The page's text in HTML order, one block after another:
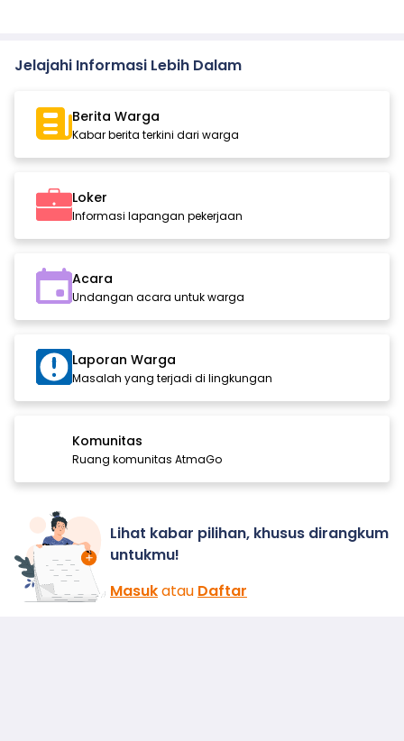
Jelajahi Informasi Lebih Dalam
Berita Warga
Kabar berita terkini dari warga
Loker
Informasi lapangan pekerjaan
Acara
Undangan acara untuk warga
Laporan Warga
Masalah yang terjadi di lingkungan
Komunitas
Ruang komunitas AtmaGo
Lihat kabar pilihan, khusus dirangkum
untukmu!
Masukatau Daftar